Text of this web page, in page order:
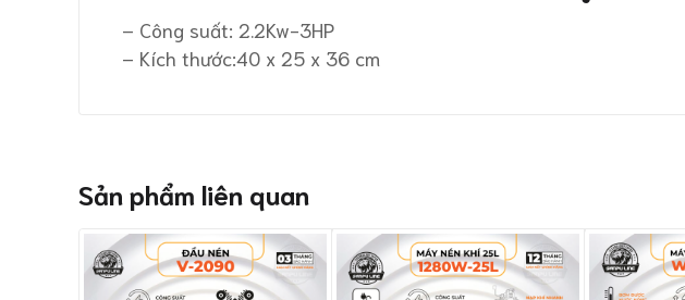
– Công suất: 2.2Kw-3HP
– Kích thước:40 x 25 x 36 cm
Sản phẩm liên quan